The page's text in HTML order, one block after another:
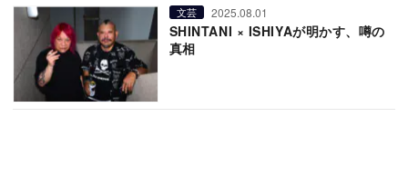
文芸 2025.08.01
SHINTANI × ISHIYAが明かす、噂の
真相